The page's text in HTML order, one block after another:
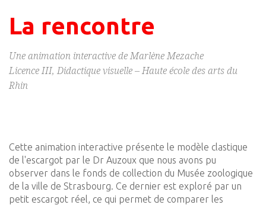
La rencontre
Une animation interactive de Marlène Mezache
Licence III, Didactique visuelle – Haute école des arts du
Rhin
Cette animation interactive présente le modèle clastique
de l'escargot par le Dr Auzoux que nous avons pu
observer dans le fonds de collection du Musée zoologique
de la ville de Strasbourg. Ce dernier est exploré par un
petit escargot réel, ce qui permet de comparer les